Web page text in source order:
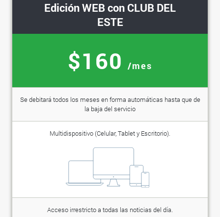
Edición WEB con CLUB DEL
ESTE
$160 /mes
Se debitará todos los meses en forma automáticas hasta que de
la baja del servicio
Multidispositivo (Celular, Tablet y Escritorio).
Acceso irrestricto a todas las noticias del día.